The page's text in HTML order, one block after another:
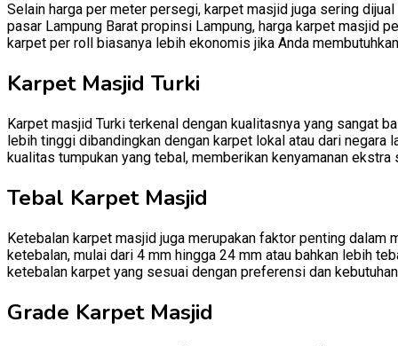
Selain harga per meter persegi, karpet masjid juga sering
pasar Lampung Barat propinsi Lampung, harga karpet masjid
karpet per roll biasanya lebih ekonomis jika Anda
Karpet Masjid Turki
Karpet masjid Turki terkenal dengan kualitasnya yang sangat
lebih tinggi dibandingkan dengan karpet lokal atau dari negara
kualitas tumpukan yang tebal, memberikan kenyamanan
Tebal Karpet Masjid
Ketebalan karpet masjid juga merupakan faktor penting
ketebalan, mulai dari 4 mm hingga 24 mm atau bahkan lebih
ketebalan karpet yang sesuai dengan preferensi dan
Grade Karpet Masjid